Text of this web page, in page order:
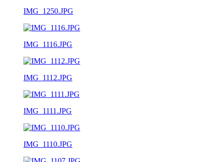
IMG_1250.JPG
IMG_1116.JPG
IMG_1112.JPG
IMG_1111.JPG
IMG_1110.JPG